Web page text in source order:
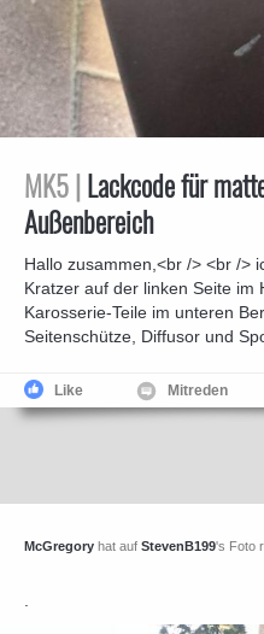
MK5 | Lackcode für
Außenbereich
Hallo zusammen,<br /> <br />
Kratzer auf der linken Seite im
Karosserie-Teile im unteren
Seitenschütze, Diffusor und
Like Mitreden
McGregory hat auf StevenB199's Foto